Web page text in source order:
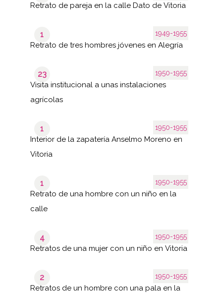
Retrato de pareja en la calle Dato de Vitoria
1949-1955
1
Retrato de tres hombres jóvenes en Alegría
1950-1955
23
Visita institucional a unas instalaciones
agrícolas
1950-1955
1
Interior de la zapatería Anselmo Moreno en
Vitoria
1950-1955
1
Retrato de una hombre con un niño en la
calle
1950-1955
4
Retratos de una mujer con un niño en Vitoria
1950-1955
2
Retratos de un hombre con una pala en la